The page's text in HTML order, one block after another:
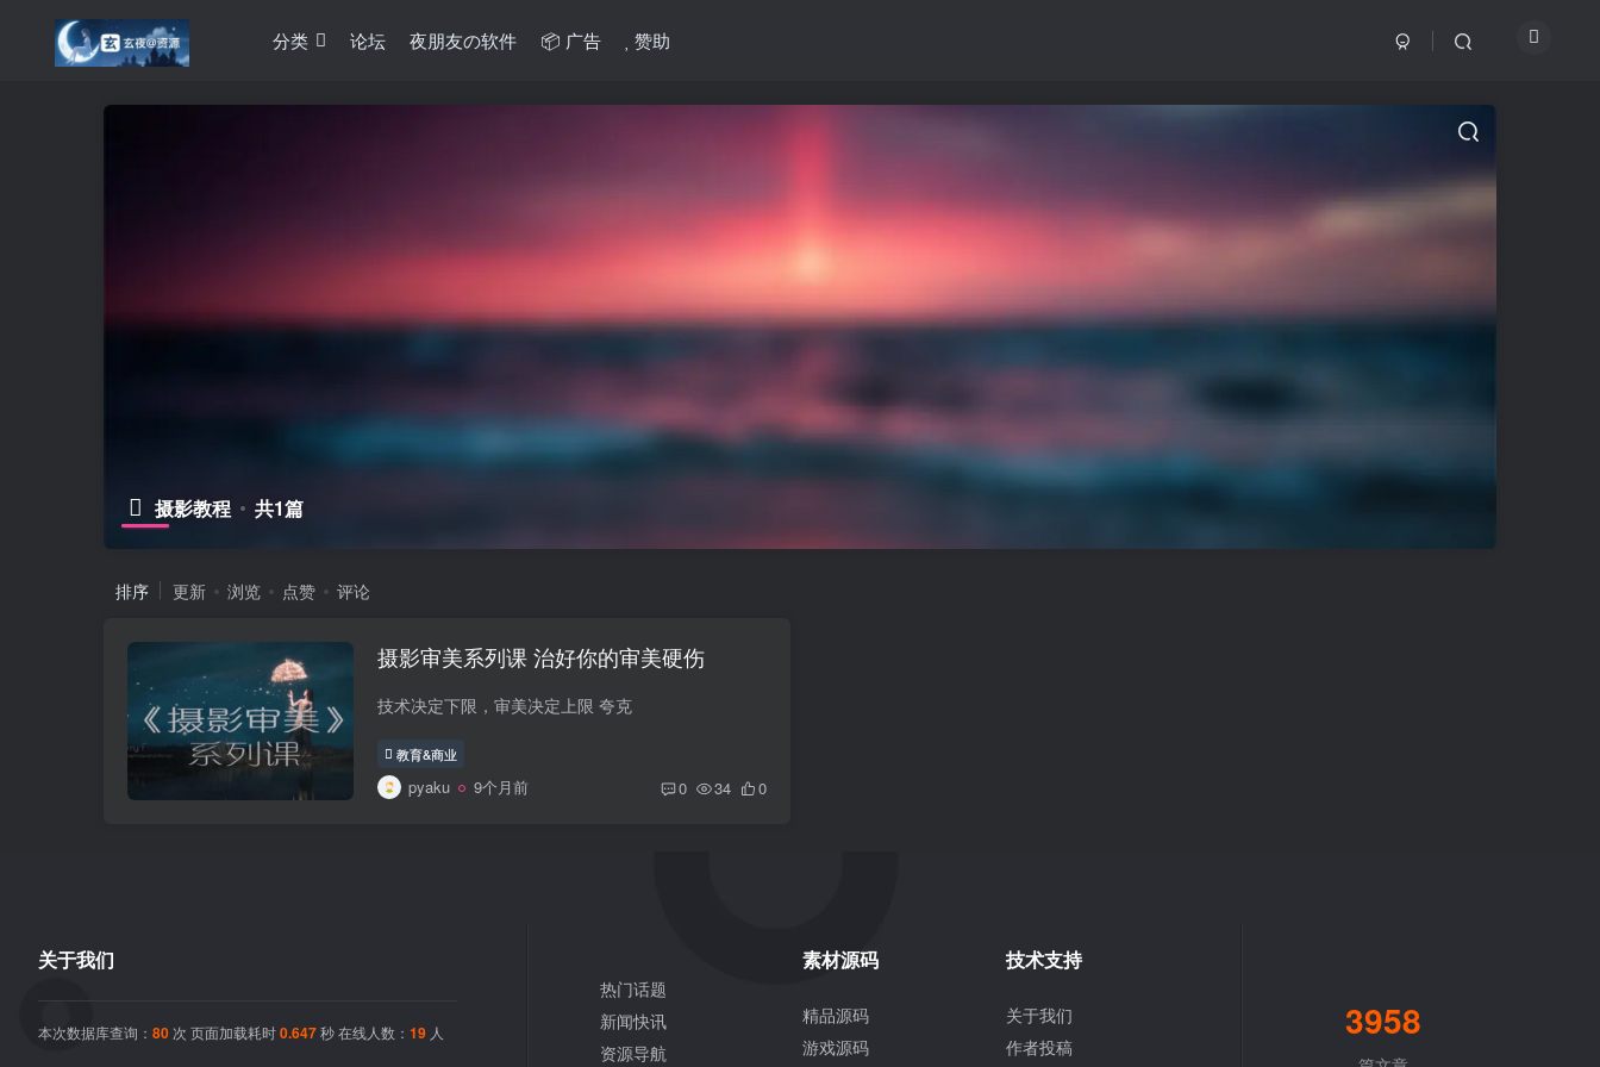
分类 论坛 夜朋友の软件 📦 广告 赞助
摄影教程 共1篇
排序 更新 浏览 点赞 评论
摄影审美系列课 治好你的审美硬伤
技术决定下限，审美决定上限 夸克
教育&商业
pyaku 9个月前 0 34 0
关于我们
本次数据库查询： 80 次 页面加载耗时0.647秒 在线人数： 19 人
热门话题
新闻快讯
资源导航
素材源码
精品源码
游戏源码
技术支持
关于我们
作者投稿
3958